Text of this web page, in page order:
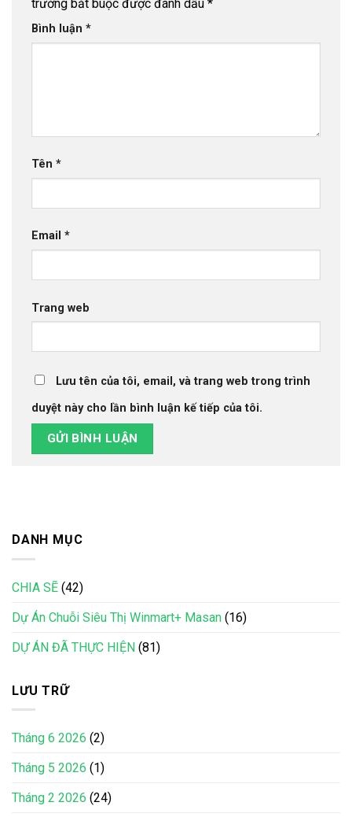
trường bắt buộc được đánh dấu *
Bình luận *
Tên *
Email *
Trang web
Lưu tên của tôi, email, và trang web trong trình
duyệt này cho lần bình luận kế tiếp của tôi.
DANH MỤC
CHIA SẼ (42)
Dự Án Chuỗi Siêu Thị Winmart+ Masan (16)
DỰ ÁN ĐÃ THỰC HIỆN (81)
LƯU TRỮ
Tháng 6 2026 (2)
Tháng 5 2026 (1)
Tháng 2 2026 (24)